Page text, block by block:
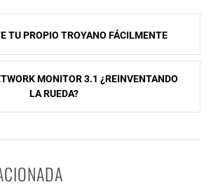
TU PROPIO TROYANO FÁCILMENTE
MONITOR 3.1 ¿REINVENTANDO
LA RUEDA?